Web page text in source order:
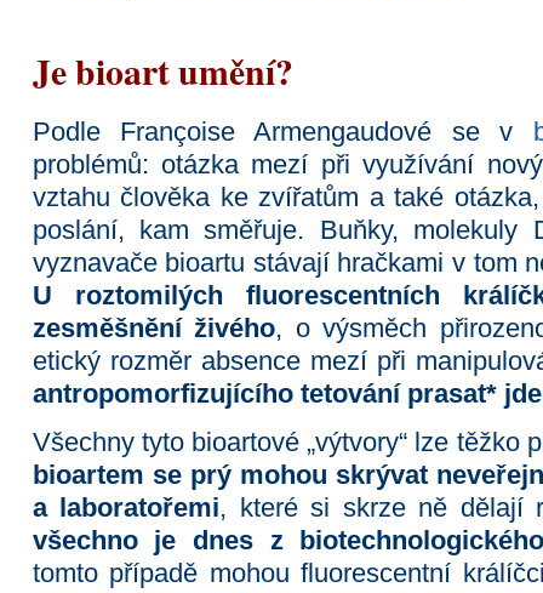
Je bioart umění?
Podle Françoise Armengaudové se v
problémů: otázka mezí při využívání
vztahu člověka ke zvířatům a také
poslání, kam směřuje. Buňky,
vyznavače bioartu stávají hračkami v tom
U roztomilých fluorescentních
zesměšnění živého, o výsměch
etický rozměr absence mezí při
antropomorfizujícího tetování prasat*
Všechny tyto bioartové „výtvory“ lze těžko
bioartem se prý mohou skrývat
a laboratořemi, které si skrze ně dělají
všechno je dnes z
tomto případě mohou fluorescentní